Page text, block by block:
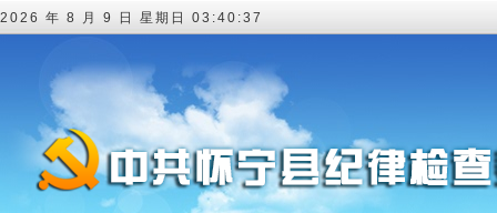
2026 年 8 月 9 日 星期日 03:40:38